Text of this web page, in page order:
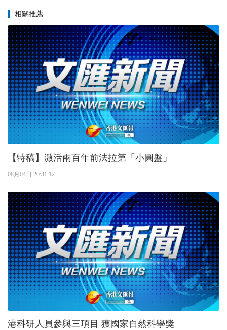
相關推薦
【特稿】激活兩百年前法拉第「小圓盤」
08月04日 20:31:12
港科研人員參與三項目 獲國家自然科學獎